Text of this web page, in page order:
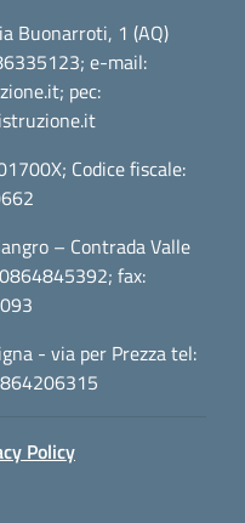
Buonarroti, 1 (AQ)
e-mail:
; pec:
Codice fiscale:
– Contrada Valle
fax:
- via per Prezza tel:
Policy